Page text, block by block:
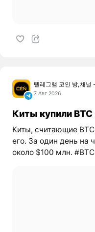
텔레그램 코인 방,채널
7 Авг 2026
Киты купили
Киты, считающие
его. За один день на
около $100 млн. #BTC